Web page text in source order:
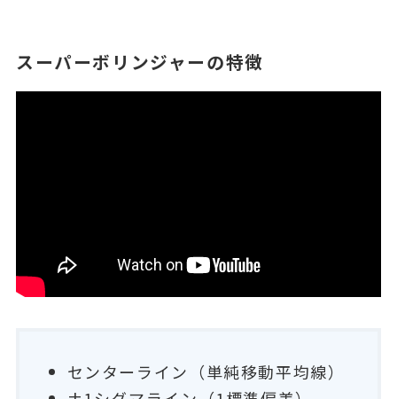
スーパーボリンジャーの特徴
センターライン（単純移動平均線）